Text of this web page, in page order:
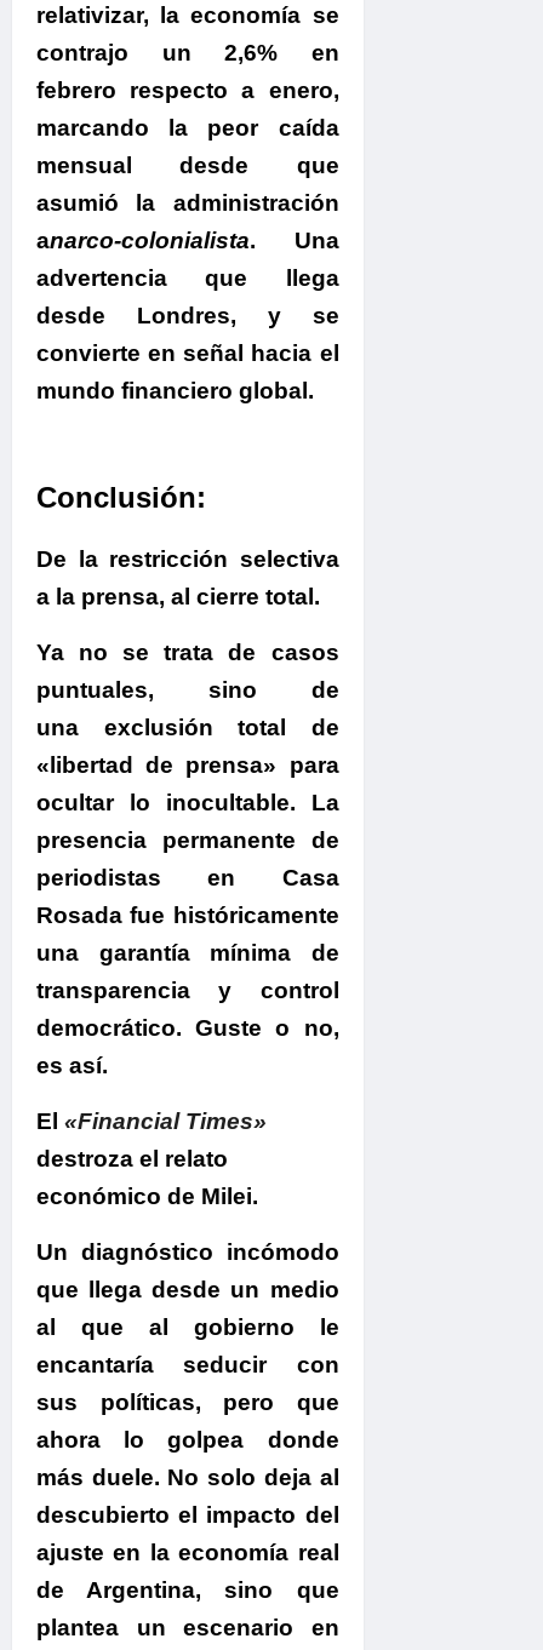
relativizar, la economía se
contrajo un 2,6% en
febrero respecto a enero,
marcando la peor caída
mensual desde que
asumió la administración
anarco-colonialista. Una
advertencia que llega
desde Londres, y se
convierte en señal hacia el
mundo financiero global.
Conclusión:
De la restricción selectiva
a la prensa, al cierre total.
Ya no se trata de casos
puntuales, sino de
una exclusión total de
«libertad de prensa» para
ocultar lo inocultable. La
presencia permanente de
periodistas en Casa
Rosada fue históricamente
una garantía mínima de
transparencia y control
democrático. Guste o no,
es así.
El «Financial Times»
destroza el relato
económico de Milei.
Un diagnóstico incómodo
que llega desde un medio
al que al gobierno le
encantaría seducir con
sus políticas, pero que
ahora lo golpea donde
más duele. No solo deja al
descubierto el impacto del
ajuste en la economía real
de Argentina, sino que
plantea un escenario en